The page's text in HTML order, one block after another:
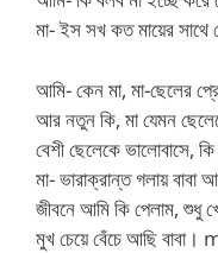
মা- ইস সখ কত মায়ের সাথে
আমি- কেন মা, মা-ছেলের
আর নতুন কি, মা যেমন
বেশী ছেলেকে ভালোবাসে,
মা- ভারাক্রান্ত গলায় বাবা
জীবনে আমি কি পেলাম, শুধু
মুখ চেয়ে বেঁচে আছি